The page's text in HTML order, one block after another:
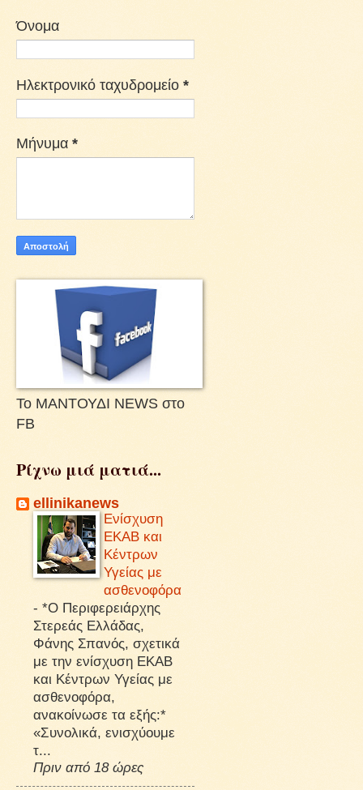
Όνομα
Ηλεκτρονικό ταχυδρομείο *
Μήνυμα *
Το ΜΑΝΤΟΥΔΙ NEWS στο
FB
Ρίχνω μιά ματιά...
ellinikanews
Ενίσχυση
ΕΚΑΒ και
Κέντρων
Υγείας με
ασθενοφόρα
- *Ο Περιφερειάρχης
Στερεάς Ελλάδας,
Φάνης Σπανός, σχετικά
με την ενίσχυση ΕΚΑΒ
και Κέντρων Υγείας με
ασθενοφόρα,
ανακοίνωσε τα εξής:*
«Συνολικά, ενισχύουμε
τ...
Πριν από 18 ώρες